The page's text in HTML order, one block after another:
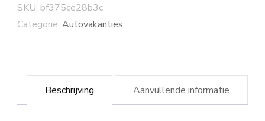
SKU: bf375ce28b3c
Categorie: Autovakanties
Beschrijving Aanvullende informatie